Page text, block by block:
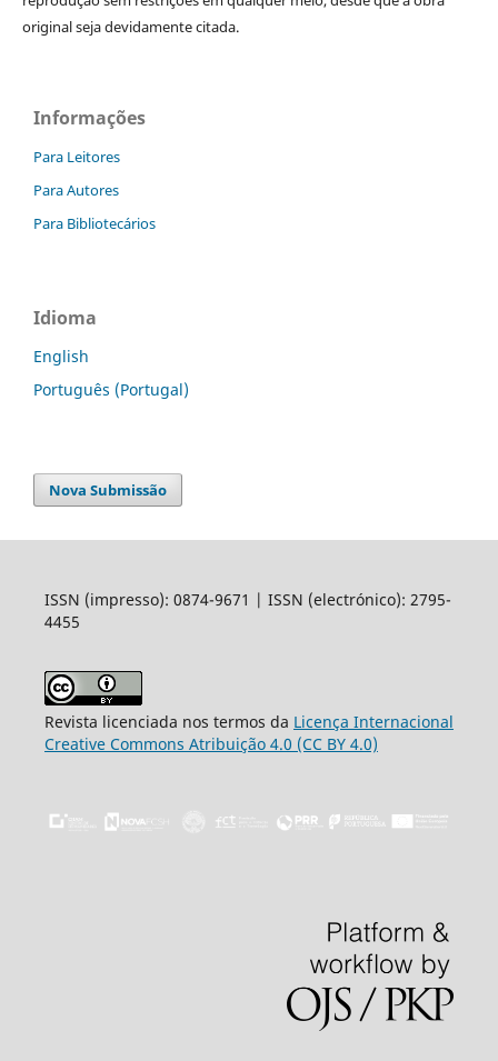
original seja devidamente citada.
Informações
Para Leitores
Para Autores
Para Bibliotecários
Idioma
English
Português (Portugal)
Nova Submissão
ISSN (impresso): 0874-9671 | ISSN (electrónico): 2795-
4455
Revista licenciada nos termos da Licença Internacional
Creative Commons Atribuição 4.0 (CC BY 4.0)